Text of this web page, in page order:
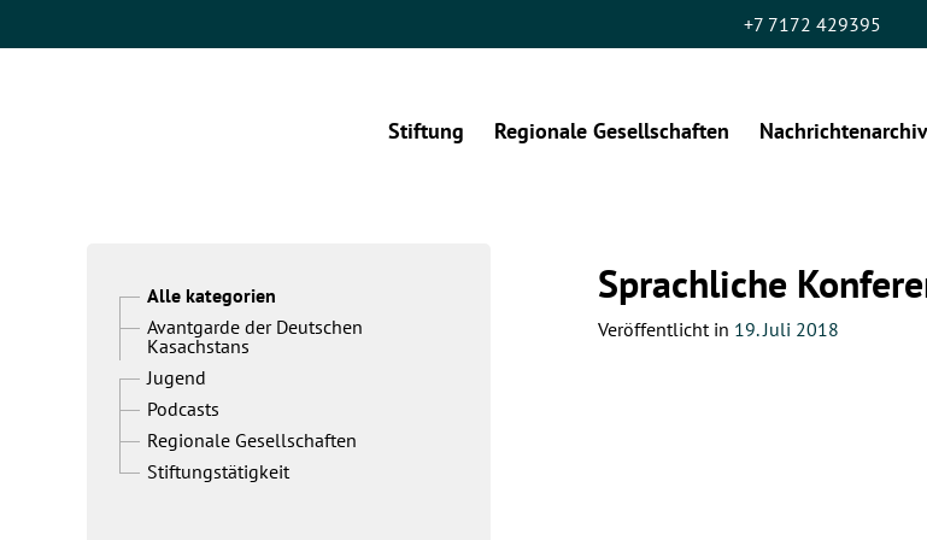
+7 7172 429395
Stiftung Regionale Gesellschaften Nachrichtenarchiv
Sprachliche
Veröffentlicht in 19. Juli 2018
Alle kategorien
Avantgarde der Deutschen
Kasachstans
Jugend
Podcasts
Regionale Gesellschaften
Stiftungstätigkeit